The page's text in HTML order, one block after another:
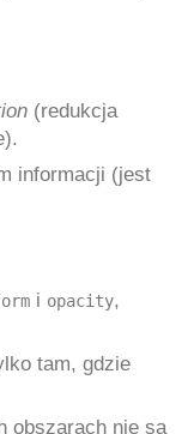
(redukcja
informacji (jest
i opacity,
tam, gdzie
obszarach nie są